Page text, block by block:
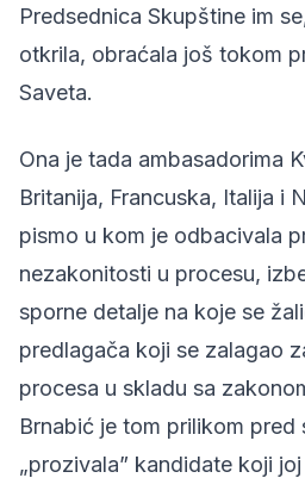
Predsednica Skupštine im
otkrila, obraćala još tokom
Saveta.
Ona je tada ambasadorima
Britanija, Francuska, Italija i
pismo u kom je odbacivala
nezakonitosti u procesu,
sporne detalje na koje se
predlagača koji se zalagao
procesa u skladu sa
Brnabić je tom prilikom pred
„prozivala” kandidate koji